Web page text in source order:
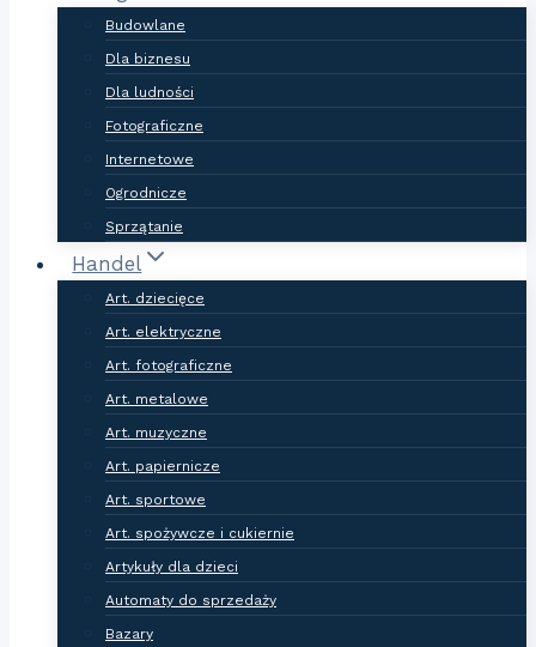
Budowlane
Dla biznesu
Dla ludności
Fotograficzne
Internetowe
Ogrodnicze
Sprzątanie
Handel
Art. dziecięce
Art. elektryczne
Art. fotograficzne
Art. metalowe
Art. muzyczne
Art. papiernicze
Art. sportowe
Art. spożywcze i cukiernie
Artykuły dla dzieci
Automaty do sprzedaży
Bazary